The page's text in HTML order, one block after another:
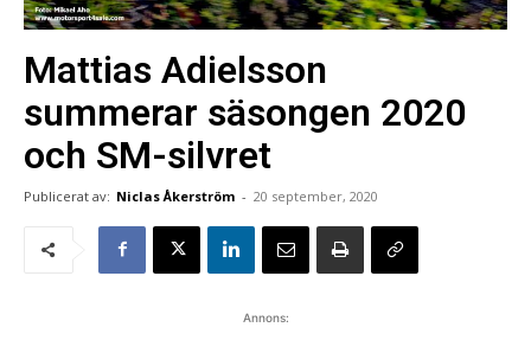
Mattias Adielsson
summerar säsongen 2020
och SM-silvret
Publicerat av: Niclas Åkerström - 20 september, 2020
Annons: